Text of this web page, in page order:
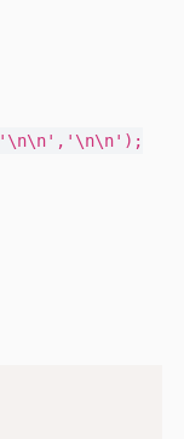
','\n\n','\n\n');